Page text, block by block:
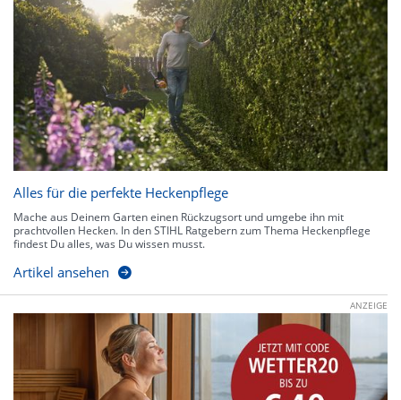
Alles für die perfekte Heckenpflege
Mache aus Deinem Garten einen Rückzugsort und umgebe ihn mit
prachtvollen Hecken. In den STIHL Ratgebern zum Thema Heckenpflege
findest Du alles, was Du wissen musst.
Artikel ansehen
ANZEIGE